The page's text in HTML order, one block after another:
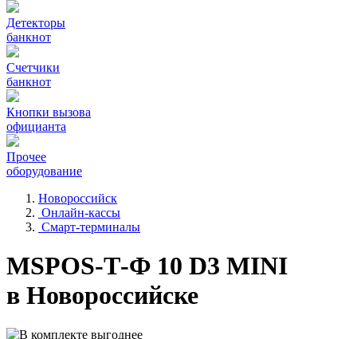
Детекторы
банкнот
Счетчики
банкнот
Кнопки вызова
официанта
Прочее
оборудование
Новороссийск
Онлайн-кассы
Смарт-терминалы
MSPOS-Т-Ф 10 D3 MINI
в Новороссийске